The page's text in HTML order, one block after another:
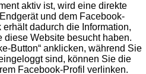
aktiv ist, wird eine direkte
und dem Facebook-
dadurch die Information,
diese Website besucht haben.
Button“ anklicken, während Sie
sind, können Sie die
Facebook-Profil verlinken.